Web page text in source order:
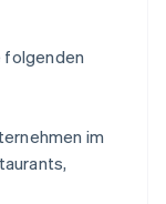
folgenden
im